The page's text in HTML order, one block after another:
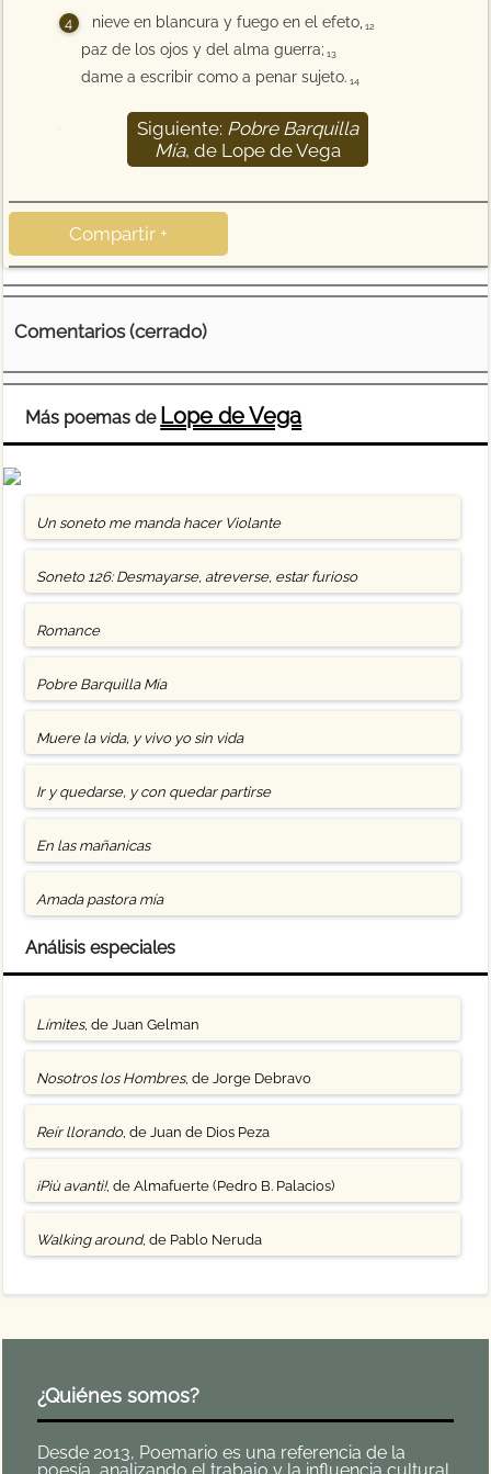
nieve en blancura y fuego en el efeto, 12
paz de los ojos y del alma guerra; 13
dame a escribir como a penar sujeto. 14
Siguiente: Pobre Barquilla
Mía, de Lope de Vega
Compartir +
Comentarios (cerrado)
Más poemas de Lope de Vega
Un soneto me manda hacer Violante
Soneto 126: Desmayarse, atreverse, estar furioso
Romance
Pobre Barquilla Mía
Muere la vida, y vivo yo sin vida
Ir y quedarse, y con quedar partirse
En las mañanicas
Amada pastora mía
Análisis especiales
Límites, de Juan Gelman
Nosotros los Hombres, de Jorge Debravo
Reír llorando, de Juan de Dios Peza
¡Più avanti!, de Almafuerte (Pedro B. Palacios)
Walking around, de Pablo Neruda
¿Quiénes somos?
Desde 2013, Poemario es una referencia de la